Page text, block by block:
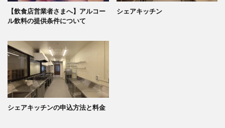
【飲食店営業者さまへ】アルコー
ル飲料の提供条件について
シェアキッチン
シェアキッチンの申込方法と料金